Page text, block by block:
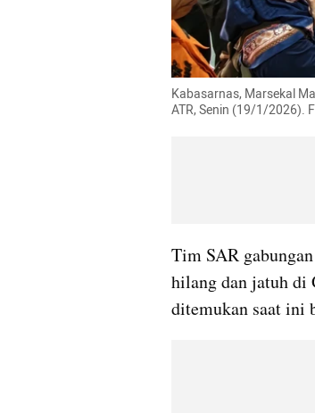
Kabasarnas, Marsekal
ATR, Senin (19/1/2026).
Tim SAR
hilang dan jatuh di
ditemukan saat ini